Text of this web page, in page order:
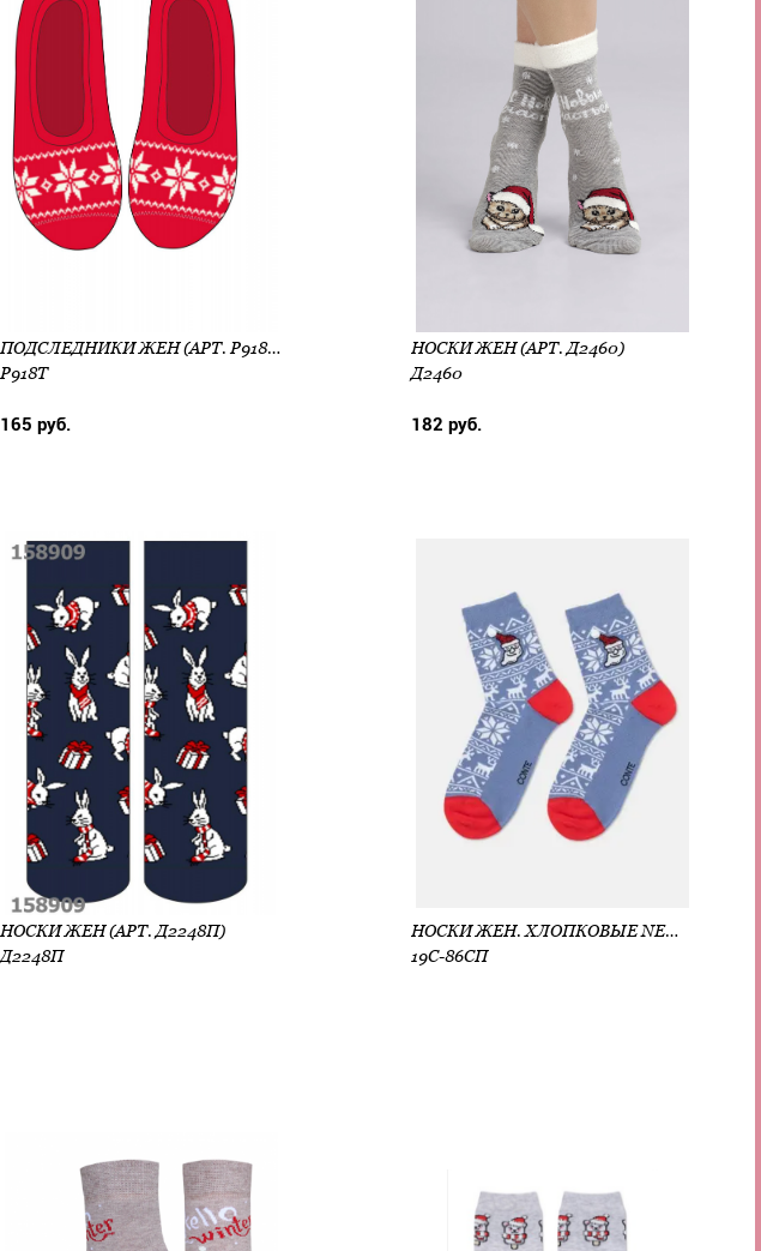
ПОДСЛЕДНИКИ ЖЕН (АРТ. Р918Т)
Р918Т
165 руб.
НОСКИ ЖЕН (АРТ. Д2460)
Д2460
182 руб.
НОСКИ ЖЕН (АРТ. Д2248П)
Д2248П
НОСКИ ЖЕН. ХЛОПКОВЫЕ NEW YEAR 19С-86СП (АРТ. 19С-86СП)
19С-86СП